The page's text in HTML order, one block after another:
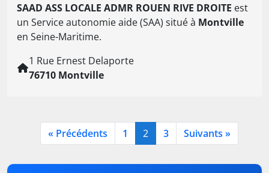
SAAD ASS LOCALE ADMR ROUEN RIVE DROITE est
un Service autonomie aide (SAA) situé à Montville
en Seine-Maritime.
1 Rue Ernest Delaporte
76710 Montville
« Précédents 1 2 3 Suivants »